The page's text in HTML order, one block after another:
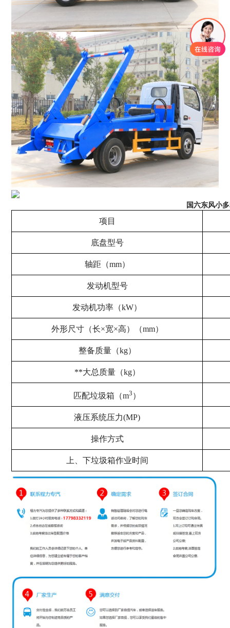
国六东风小
项目
底盘型号
轴距（mm）
发动机型号
发动机功率（kW）
外形尺寸（长×宽×高）（mm）
整备质量（kg）
**大总质量（kg）
匹配垃圾箱（m3 ）
液压系统压力(MP)
操作方式
上、下垃圾箱作业时间